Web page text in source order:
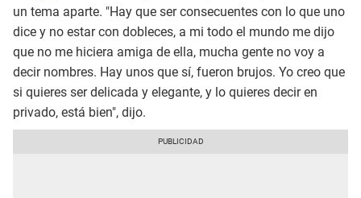
un tema aparte. "Hay que ser consecuentes con lo que uno
dice y no estar con dobleces, a mi todo el mundo me dijo
que no me hiciera amiga de ella, mucha gente no voy a
decir nombres. Hay unos que sí, fueron brujos. Yo creo que
si quieres ser delicada y elegante, y lo quieres decir en
privado, está bien", dijo.